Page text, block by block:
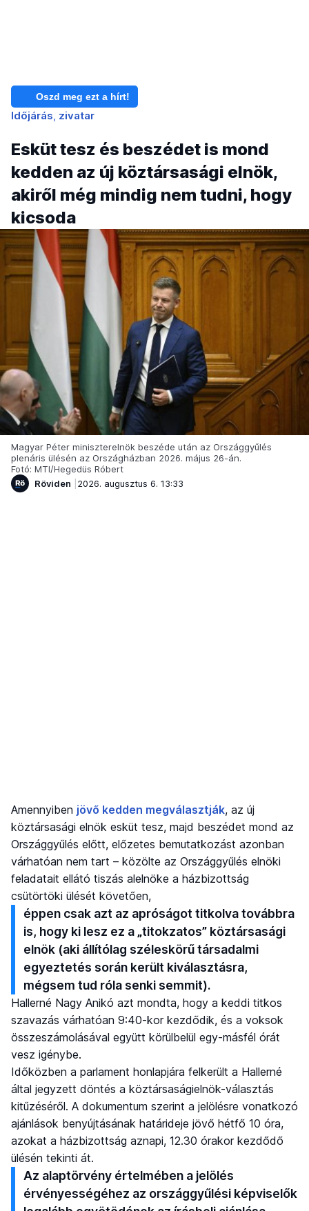
Oszd meg ezt a hírt!
Időjárás zivatar
Esküt tesz és beszédet is mond
kedden az új köztársasági elnök,
akiről még mindig nem tudni, hogy
kicsoda
Magyar Péter miniszterelnök beszéde után az Országgyűlés
plenáris ülésén az Országházban 2026. május 26-án.
Fotó: MTI/Hegedüs Róbert
Röviden
2026. augusztus 6. 13:33
Amennyiben jövő kedden megválasztják, az új
köztársasági elnök esküt tesz, majd beszédet mond az
Országgyűlés előtt, előzetes bemutatkozást azonban
várhatóan nem tart – közölte az Országgyűlés elnöki
feladatait ellátó tiszás alelnöke a házbizottság
csütörtöki ülését követően,
éppen csak azt az apróságot titkolva továbbra
is, hogy ki lesz ez a „titokzatos” köztársasági
elnök (aki állítólag széleskörű társadalmi
egyeztetés során került kiválasztásra,
mégsem tud róla senki semmit).
Hallerné Nagy Anikó azt mondta, hogy a keddi titkos
szavazás várhatóan 9:40-kor kezdődik, és a voksok
összeszámolásával együtt körülbelül egy-másfél órát
vesz igénybe.
Időközben a parlament honlapjára felkerült a Hallerné
által jegyzett döntés a köztársaságielnök-választás
kitűzéséről. A dokumentum szerint a jelölésre vonatkozó
ajánlások benyújtásának határideje jövő hétfő 10 óra,
azokat a házbizottság aznapi, 12.30 órakor kezdődő
ülésén tekinti át.
Az alaptörvény értelmében a jelölés
érvényességéhez az országgyűlési képviselők